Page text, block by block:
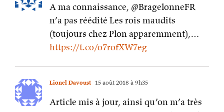
A ma connaissance, @BragelonneFR
n’a pas réédité Les rois maudits
(toujours chez Plon apparemment),…
https://t.co/o7rofXW7eg
Lionel Davoust 15 août 2018 à 9h35
Article mis à jour, ainsi qu’on m’a très